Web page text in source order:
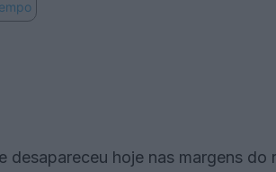
desapareceu hoje nas margens do